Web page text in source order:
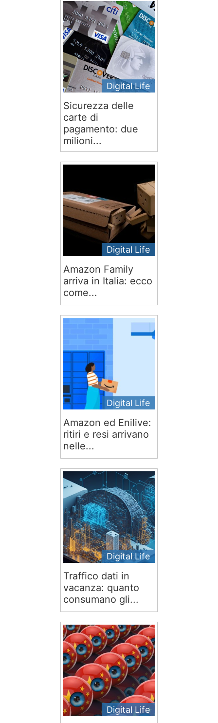
Digital Life
Sicurezza delle
carte di
pagamento: due
milioni...
Digital Life
Amazon Family
arriva in Italia: ecco
come...
Digital Life
Amazon ed Enilive:
ritiri e resi arrivano
nelle...
Digital Life
Traffico dati in
vacanza: quanto
consumano gli...
Digital Life